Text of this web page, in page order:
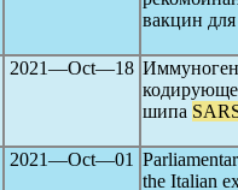
вакцин
2021―Oct―18
шипа
2021―Oct―01
the Italian